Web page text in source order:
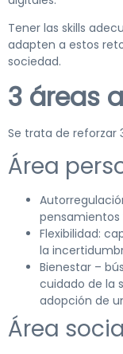
Tener las skills
adapten a estos
sociedad.
3 áreas
Se trata de reforzar
Área
Flexibilidad:
la
Bienestar –
cuidado de la
adopción de
Área